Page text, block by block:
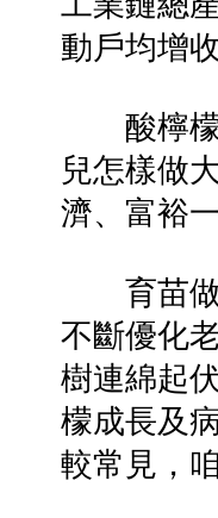
動戶均增
酸檸檬
兒怎樣做
濟、富裕
育苗做
不斷優化
樹連綿起
檬成長及
較常見，